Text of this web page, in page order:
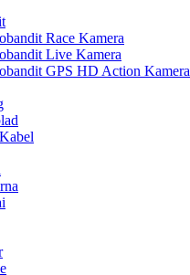
Race Kamera
Live Kamera
GPS HD Action Kamera